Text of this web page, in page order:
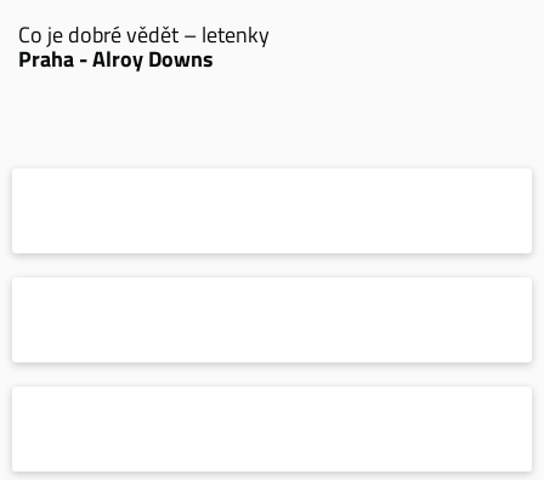
Co je dobré vědět – letenky
Praha - Alroy Downs